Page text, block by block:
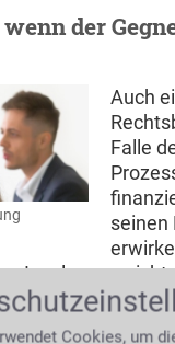
der
Auch
Falle
seinen
des
Gericht am
Cookies, um